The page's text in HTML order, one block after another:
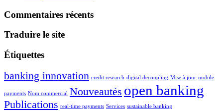
Commentaires récents
Traduire le site
Étiquettes
banking innovation credit research digital decoupling Mise à jour mobile
payments Nom commercial Nouveautés open banking
Publications real-time payments Services sustainable banking